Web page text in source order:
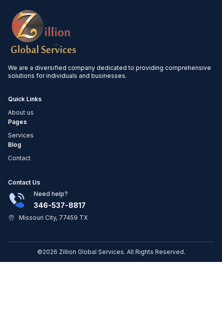
We are a diversified company dedicated to providing comprehensive
solutions for individuals and businesses.
Quick Links
About us
Pages
Services
Blog
Contact
Contact Us
Need help?
346-537-8817
Missouri City, 77459 TX
©2026 Zillion Global Services. All Rights Reserved.